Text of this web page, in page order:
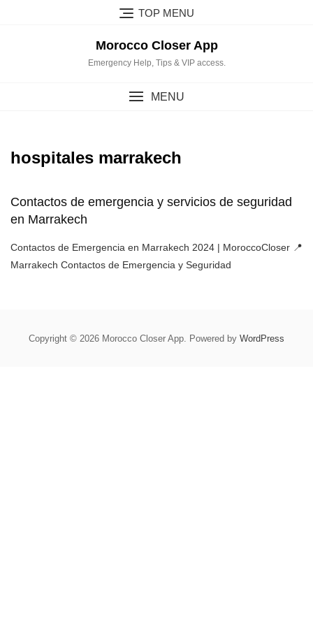
TOP MENU
Morocco Closer App
Emergency Help, Tips & VIP access.
MENU
hospitales marrakech
Contactos de emergencia y servicios de seguridad
en Marrakech
Contactos de Emergencia en Marrakech 2024 | MoroccoCloser 📍
Marrakech Contactos de Emergencia y Seguridad
Copyright © 2026 Morocco Closer App. Powered by WordPress